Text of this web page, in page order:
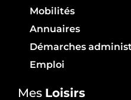
Mobilités
Annuaires
Démarches
Emploi
Mes Loisirs